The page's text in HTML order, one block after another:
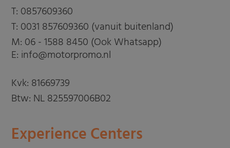
T: 0857609360
T: 0031 857609360 (vanuit buitenland)
M: 06 - 1588 8450 (Ook Whatsapp)
E: info@motorpromo.nl
Kvk: 81669739
Btw: NL 825597006B02
Experience Centers